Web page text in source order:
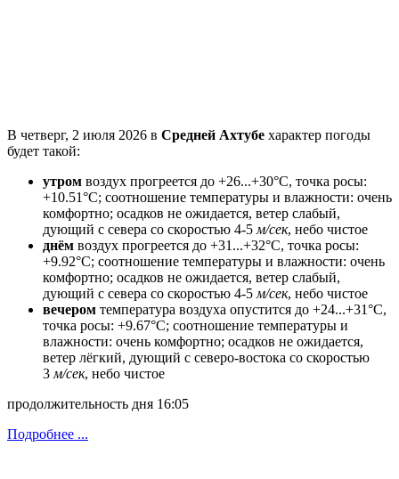
В четверг, 2 июля 2026 в Средней Ахтубе характер погоды
будет такой:
утром воздух прогреется до +26...+30°C, точка росы:
+10.51°C; соотношение температуры и влажности: очень
комфортно; осадков не ожидается, ветeр слабый,
дующий с севера со скоростью 4-5 м/сек, небо чистое
днём воздух прогреется до +31...+32°C, точка росы:
+9.92°C; соотношение температуры и влажности: очень
комфортно; осадков не ожидается, ветeр слабый,
дующий с севера со скоростью 4-5 м/сек, небо чистое
вечером температура воздуха опустится до +24...+31°C,
точка росы: +9.67°C; соотношение температуры и
влажности: очень комфортно; осадков не ожидается,
ветeр лёгкий, дующий с северо-востока со скоростью
3 м/сек, небо чистое
продолжительность дня 16:05
Подробнее ...